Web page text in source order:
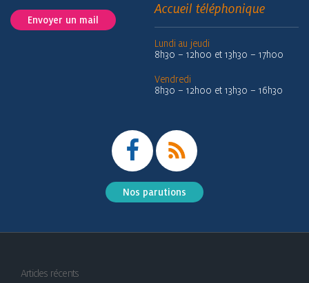
Envoyer un mail
Accueil téléphonique
Lundi au jeudi
8h30 – 12h00 et 13h30 – 17h00
Vendredi
8h30 – 12h00 et 13h30 – 16h30
Nos parutions
Articles récents